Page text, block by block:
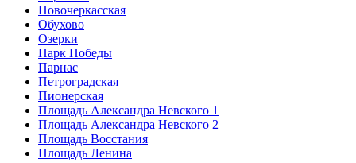
Новочеркасская
Обухово
Озерки
Парк Победы
Парнас
Петроградская
Пионерская
Площадь Александра Невского 1
Площадь Александра Невского 2
Площадь Восстания
Площадь Ленина